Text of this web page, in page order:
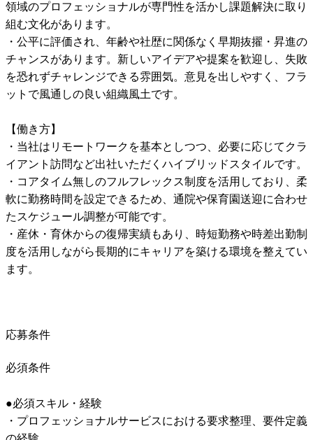
領域のプロフェッショナルが専門性を活かし課題解決に取り
組む文化があります。
・公平に評価され、年齢や社歴に関係なく早期抜擢・昇進の
チャンスがあります。新しいアイデアや提案を歓迎し、失敗
を恐れずチャレンジできる雰囲気。意見を出しやすく、フラ
ットで風通しの良い組織風土です。
【働き方】
・当社はリモートワークを基本としつつ、必要に応じてクラ
イアント訪問など出社いただくハイブリッドスタイルです。
・コアタイム無しのフルフレックス制度を活用しており、柔
軟に勤務時間を設定できるため、通院や保育園送迎に合わせ
たスケジュール調整が可能です。
・産休・育休からの復帰実績もあり、時短勤務や時差出勤制
度を活用しながら長期的にキャリアを築ける環境を整えてい
ます。
応募条件
必須条件
●必須スキル・経験
・プロフェッショナルサービスにおける要求整理、要件定義